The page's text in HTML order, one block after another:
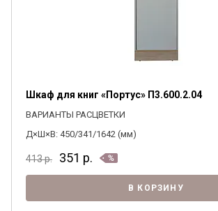
Шкаф для книг «Портус» П3.600.2.04
ВАРИАНТЫ РАСЦВЕТКИ
Д×Ш×В: 450/341/1642 (мм)
413р. 351 р.
В КОРЗИНУ